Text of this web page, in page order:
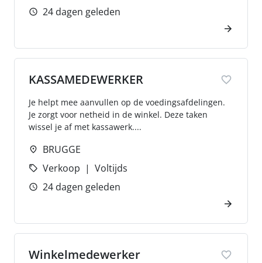
24 dagen geleden
KASSAMEDEWERKER
Je helpt mee aanvullen op de voedingsafdelingen.
Je zorgt voor netheid in de winkel. Deze taken
wissel je af met kassawerk....
BRUGGE
Verkoop
Voltijds
24 dagen geleden
Winkelmedewerker